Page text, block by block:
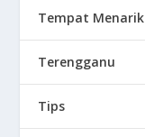
Tempat Menarik
Terengganu
Tips